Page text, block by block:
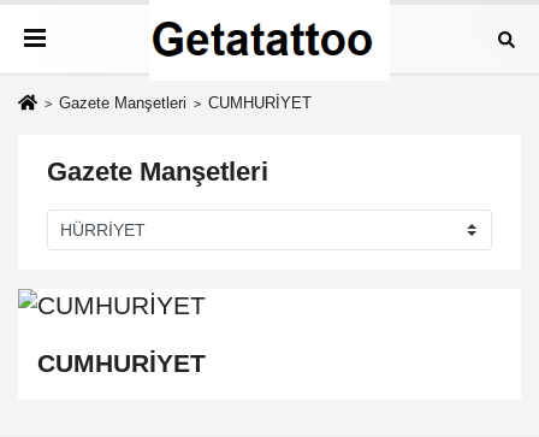
Gazete Manşetleri CUMHURİYET
Gazete Manşetleri
CUMHURİYET